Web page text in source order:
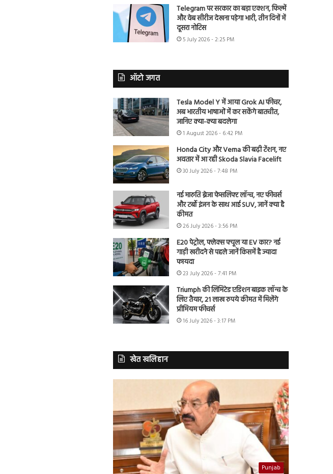
Telegram पर सरकार का बड़ा एक्शन, फिल्में
और वेब सीरीज देखना पड़ेगा भारी, तीन दिनों में
दूसरा नोटिस
5 July 2026 - 2:25 PM
ऑटो जगत
Tesla Model Y में आया Grok AI फीचर,
अब भारतीय भाषाओं में कर सकेंगे बातचीत,
जानिए क्या-क्या बदलेगा
1 August 2026 - 6:42 PM
Honda City और Verna की बढ़ी टेंशन, नए
अवतार में आ रही Skoda Slavia Facelift
30 July 2026 - 7:48 PM
नई मारुति ब्रेजा फेसलिफ्ट लॉन्च, नए फीचर्स
और टर्बो इंजन के साथ आई SUV, जानें क्या है
कीमत
26 July 2026 - 3:56 PM
E20 पेट्रोल, फ्लेक्स फ्यूल या EV कार? नई
गाड़ी खरीदने से पहले जानें किसमें है ज्यादा
फायदा
23 July 2026 - 7:41 PM
Triumph की लिमिटेड एडिशन बाइक लॉन्च के
लिए तैयार, 21 लाख रुपये कीमत में मिलेंगे
प्रीमियम फीचर्स
16 July 2026 - 3:17 PM
खेत खलिहान
Punjab